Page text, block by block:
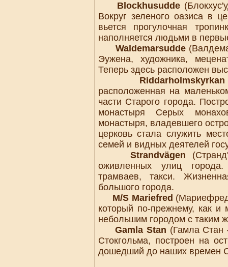
Blockhusudde
Вокруг зеленого оазиса в
вьется прогулочная
наполняется людьми в
Waldemarsudde
Эужена, художника,
Теперь здесь расположен
Riddarholmskyrkan
расположенная на
части Старого города.
монастыря Серых
монастыря, владевшего
церковь стала служить
семей и видных деятелей
Strandvägen
оживленных улиц города.
трамваев, такси.
большого города.
M/S Mariefred
который по-прежнему, как и
небольшим городом с таким
Gamla Stan (Гамла Стан
Стокгольма, построен на
дошедший до наших времен